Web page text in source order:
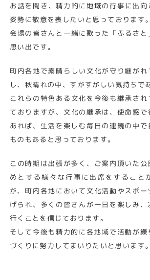
お話を聞き、精力的に地域の行事に出
姿勢に敬意を表したいと思っております。
会場の皆さんと一緒に歌った「ふるさ
思い出です。
町内各地で素晴らしい文化が守り継が
し、秋晴れの中、すがすがしい気持ちで
これらの特色ある文化を今後も継承され
ておりますが、文化の継承は、使命感で
あれば、生活を楽しむ毎日の連続の中で
ものもあると思っております。
この時期は出張が多く、ご案内頂いた公
めとする様々な行事に出席をすること
が、町内各地において文化活動やスポー
げられ、多くの皆さんが一日を楽しみ、
行くことを信じております。
そして今後も精力的に各地域で活動が
づくりに努力してまいりたいと思います。